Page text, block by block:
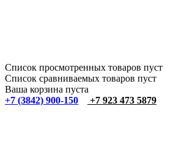
Список просмотренных товаров пуст
Список сравниваемых товаров пуст
Ваша корзина пуста
+7 (3842) 900-150
+7 923 473 5879